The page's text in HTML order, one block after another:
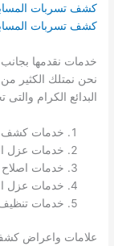
كشف تسربات
كشف تسربات
خدمات نقدمها
نحن نمتلك الكثير
البدائع الكرام
خدمات كشف
خدمات عزل
خدمات اصلاح
خدمات عزل
خدمات تنظيف
علامات واعراض كشف